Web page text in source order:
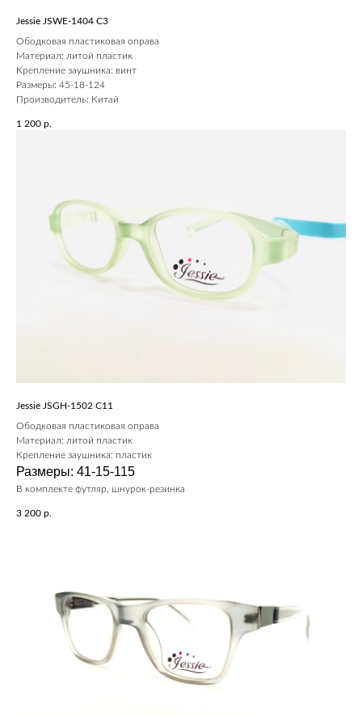
Jessie JSWE-1404 С3
Ободковая пластиковая оправа
Материал: литой пластик
Крепление заушника: винт
Размеры: 45-18-124
Производитель: Китай
1 200 р.
Jessie JSGH-1502 C11
Ободковая пластиковая оправа
Материал: литой пластик
Крепление заушника: пластик
Размеры: 41-15-115
В комплекте футляр, шнурок-резинка
3 200 р.